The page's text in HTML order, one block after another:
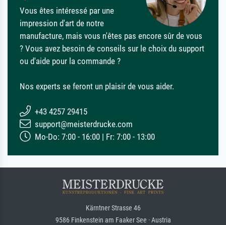
Vous êtes intéressé par une
impression d'art de notre
manufacture, mais vous n'êtes pas encore sûr de vous
? Vous avez besoin de conseils sur le choix du support
ou d'aide pour la commande ?
Nos experts se feront un plaisir de vous aider.
+43 4257 29415
support@meisterdrucke.com
Mo-Do: 7:00 - 16:00 | Fr: 7:00 - 13:00
Kärntner Strasse 46
9586 Finkenstein am Faaker See · Austria